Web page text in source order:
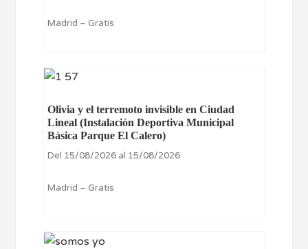
Madrid – Gratis
Olivia y el terremoto invisible en Ciudad
Lineal (Instalación Deportiva Municipal
Básica Parque El Calero)
Del 15/08/2026 al 15/08/2026
Madrid – Gratis